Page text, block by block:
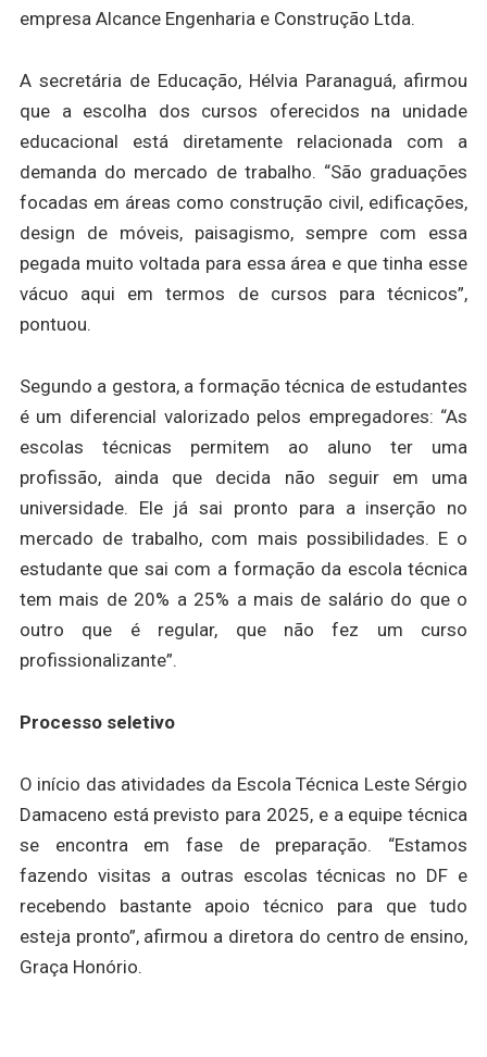
empresa Alcance Engenharia e Construção Ltda.
A secretária de Educação, Hélvia Paranaguá, afirmou
que a escolha dos cursos oferecidos na unidade
educacional está diretamente relacionada com a
demanda do mercado de trabalho. “São graduações
focadas em áreas como construção civil, edificações,
design de móveis, paisagismo, sempre com essa
pegada muito voltada para essa área e que tinha esse
vácuo aqui em termos de cursos para técnicos”,
pontuou.
Segundo a gestora, a formação técnica de estudantes
é um diferencial valorizado pelos empregadores: “As
escolas técnicas permitem ao aluno ter uma
profissão, ainda que decida não seguir em uma
universidade. Ele já sai pronto para a inserção no
mercado de trabalho, com mais possibilidades. E o
estudante que sai com a formação da escola técnica
tem mais de 20% a 25% a mais de salário do que o
outro que é regular, que não fez um curso
profissionalizante”.
Processo seletivo
O início das atividades da Escola Técnica Leste Sérgio
Damaceno está previsto para 2025, e a equipe técnica
se encontra em fase de preparação. “Estamos
fazendo visitas a outras escolas técnicas no DF e
recebendo bastante apoio técnico para que tudo
esteja pronto”, afirmou a diretora do centro de ensino,
Graça Honório.